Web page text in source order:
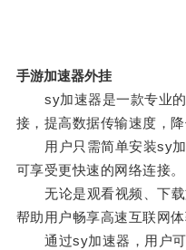
手游加速器外挂
sy加速器是一款专业的
接，提高数据传输速度，
用户只需简单安装sy加
可享受更快速的网络连接。
无论是观看视频、下载
帮助用户畅享高速互联网体
通过sy加速器，用户可